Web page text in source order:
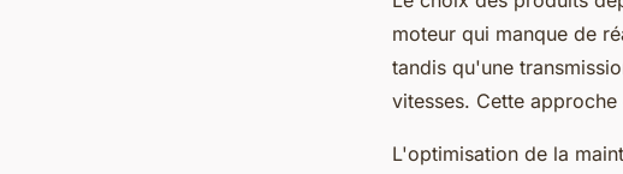
moteur qui manque de
tandis qu'une
vitesses. Cette
L'optimisation de la